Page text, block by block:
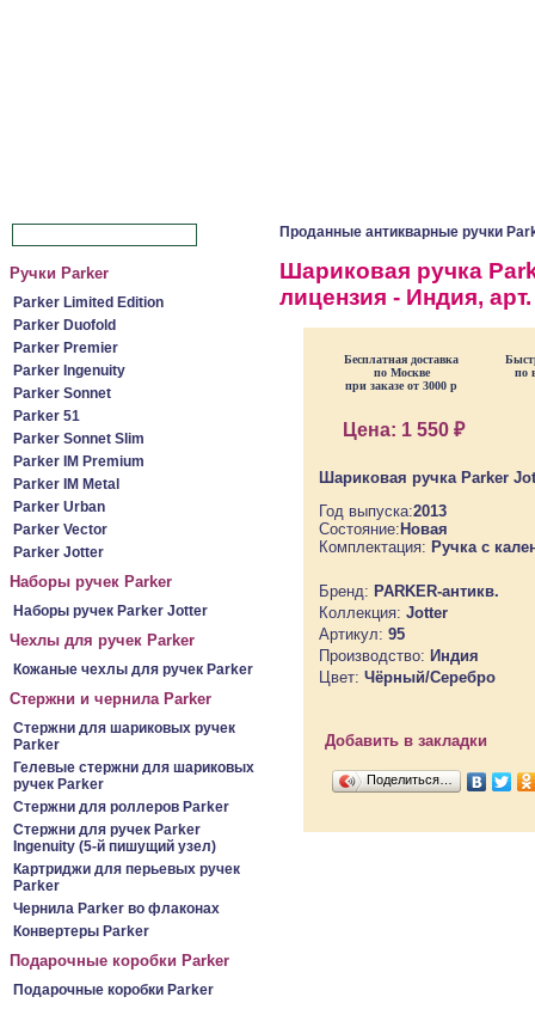
Ручки Parker
Parker Limited Edition
Parker Duofold
Parker Premier
Parker Ingenuity
Parker Sonnet
Parker 51
Parker Sonnet Slim
Parker IM Premium
Parker IM Metal
Parker Urban
Parker Vector
Parker Jotter
Наборы ручек Parker
Наборы ручек Parker Jotter
Чехлы для ручек Parker
Кожаные чехлы для ручек Parker
Стержни и чернила Parker
Стержни для шариковых ручек
Parker
Гелевые стержни для шариковых
ручек Parker
Стержни для роллеров Parker
Стержни для ручек Parker
Ingenuity (5-й пишущий узел)
Картриджи для перьевых ручек
Parker
Чернила Parker во флаконах
Конвертеры Parker
Подарочные коробки Parker
Подарочные коробки Parker
Проданные антикварные ручки
Шариковая ручка
лицензия - Индия,
Бесплатная доставка
по Москве
при заказе от 3000 р
по
Цена: 1 550 ₽
Шариковая ручка Parker
Год выпуска:2013
Состояние: Новая
Комплектация: Ручка с
Бренд: PARKER-антикв.
Коллекция: Jotter
Артикул: 95
Производство: Индия
Цвет: Чёрный/Серебро
Добавить в закладки
Поделиться…